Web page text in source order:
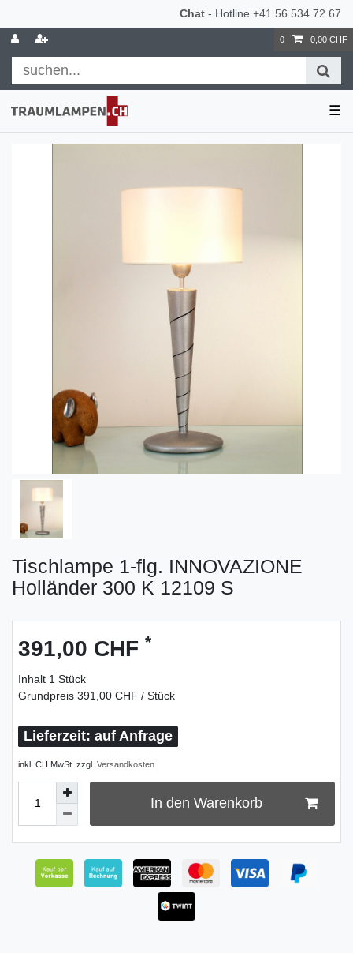
Chat - Hotline +41 56 534 72 67
0 0,00 CHF
☰
Tischlampe 1-flg. INNOVAZIONE
Holländer 300 K 12109 S
391,00 CHF *
Inhalt 1 Stück
Grundpreis 391,00 CHF / Stück
auf Anfrage
inkl. CH MwSt. zzgl. Versandkosten
In den Warenkorb